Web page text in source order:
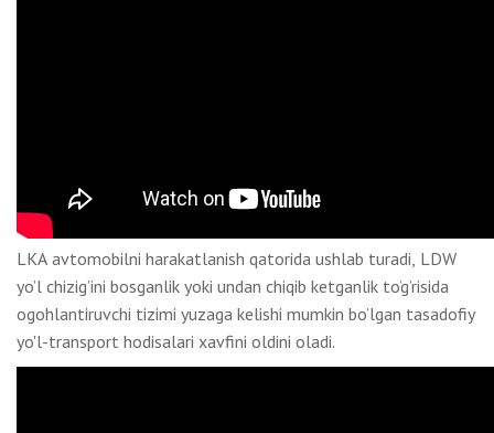
LKA avtomobilni harakatlanish qatorida ushlab turadi, LDW
yo’l chizig’ini bosganlik yoki undan chiqib ketganlik to’g’risida
ogohlantiruvchi tizimi yuzaga kelishi mumkin bo’lgan tasadofiy
yo'l-transport hodisalari xavfini oldini oladi.